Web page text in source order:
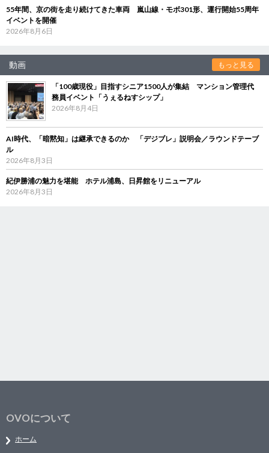
55年間、京の街を走り続けてきた車両 嵐山線・モボ301形、運行開始55周年
イベントを開催
2026年8月6日
動画 もっと見る
「100歳現役」目指すシニア1500人が集結 マンション管理代
務員イベント「うぇるねすシップ」
2026年8月4日
AI時代、「暗黙知」は継承できるのか 「デジブレ」説明会／ラウンドテーブ
ル
2026年8月3日
紀伊勝浦の魅力を堪能 ホテル浦島、日昇館をリニューアル
2026年8月3日
OVOについて
ホーム